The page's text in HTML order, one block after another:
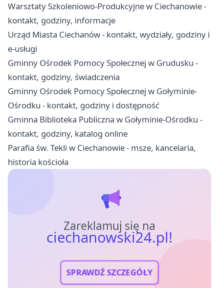
Warsztaty Szkoleniowo‑Produkcyjne w Ciechanowie -
kontakt, godziny, informacje
Urząd Miasta Ciechanów - kontakt, wydziały, godziny i
e-usługi
Gminny Ośrodek Pomocy Społecznej w Grudusku -
kontakt, godziny, świadczenia
Gminny Ośrodek Pomocy Społecznej w Gołyminie-
Ośrodku - kontakt, godziny i dostępność
Gminna Biblioteka Publiczna w Gołyminie-Ośrodku -
kontakt, godziny, katalog online
Parafia św. Tekli w Ciechanowie - msze, kancelaria,
historia kościoła
Zareklamuj się na
ciechanowski24.pl!
SPRAWDŹ SZCZEGÓŁY